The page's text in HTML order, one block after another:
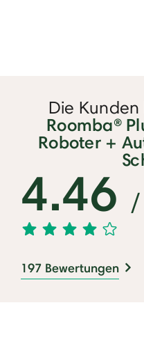
Die
Roomba®
Roboter +
4.46 /
197 Bewertungen